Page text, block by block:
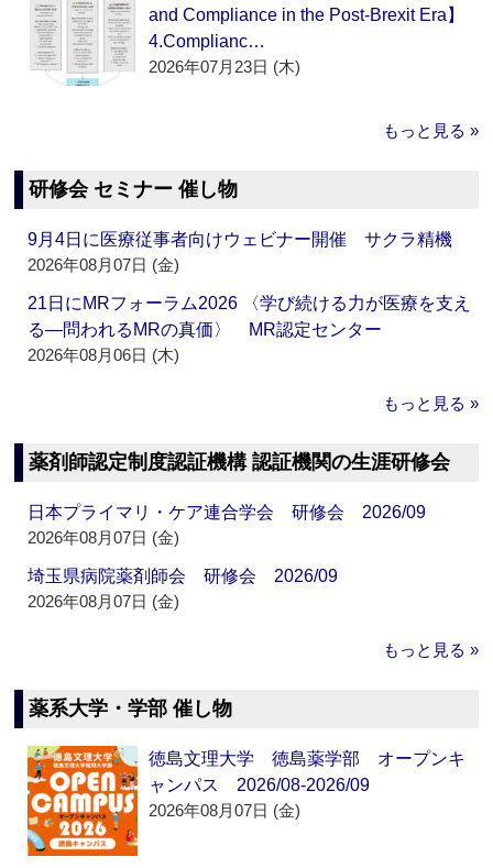
and Compliance in the Post-Brexit Era】
4.Complianc…
2026年07月23日 (木)
もっと見る »
研修会 セミナー 催し物
9月4日に医療従事者向けウェビナー開催 サクラ精機
2026年08月07日 (金)
21日にMRフォーラム2026 〈学び続ける力が医療を支え
る―問われるMRの真価〉 MR認定センター
2026年08月06日 (木)
もっと見る »
薬剤師認定制度認証機構 認証機関の生涯研修会
日本プライマリ・ケア連合学会 研修会 2026/09
2026年08月07日 (金)
埼玉県病院薬剤師会 研修会 2026/09
2026年08月07日 (金)
もっと見る »
薬系大学・学部 催し物
徳島文理大学 徳島薬学部 オープンキ
ャンパス 2026/08-2026/09
2026年08月07日 (金)